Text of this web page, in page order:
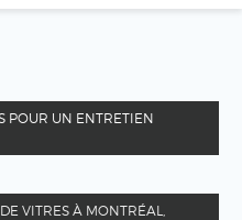
POUR UN ENTRETIEN
VITRES À MONTRÉAL,